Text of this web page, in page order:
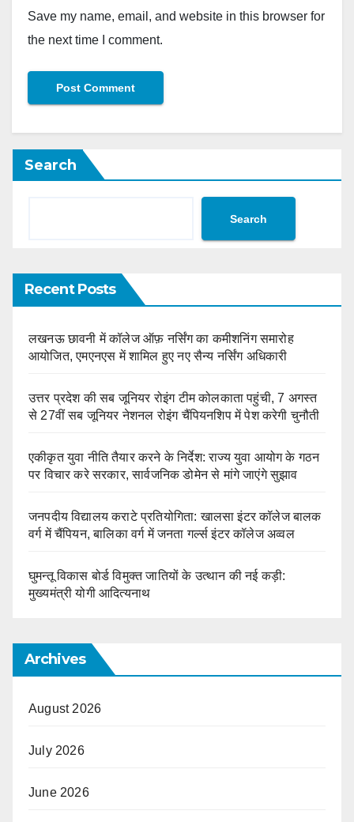
Save my name, email, and website in this browser for
the next time I comment.
Search
Search
Recent Posts
लखनऊ छावनी में कॉलेज ऑफ़ नर्सिंग का कमीशनिंग समारोह
आयोजित, एमएनएस में शामिल हुए नए सैन्य नर्सिंग अधिकारी
उत्तर प्रदेश की सब जूनियर रोइंग टीम कोलकाता पहुंची, 7 अगस्त
से 27वीं सब जूनियर नेशनल रोइंग चैंपियनशिप में पेश करेगी चुनौती
एकीकृत युवा नीति तैयार करने के निर्देश: राज्य युवा आयोग के गठन
पर विचार करे सरकार, सार्वजनिक डोमेन से मांगे जाएंगे सुझाव
जनपदीय विद्यालय कराटे प्रतियोगिता: खालसा इंटर कॉलेज बालक
वर्ग में चैंपियन, बालिका वर्ग में जनता गर्ल्स इंटर कॉलेज अव्वल
घुमन्तू विकास बोर्ड विमुक्त जातियों के उत्थान की नई कड़ी:
मुख्यमंत्री योगी आदित्यनाथ
Archives
August 2026
July 2026
June 2026